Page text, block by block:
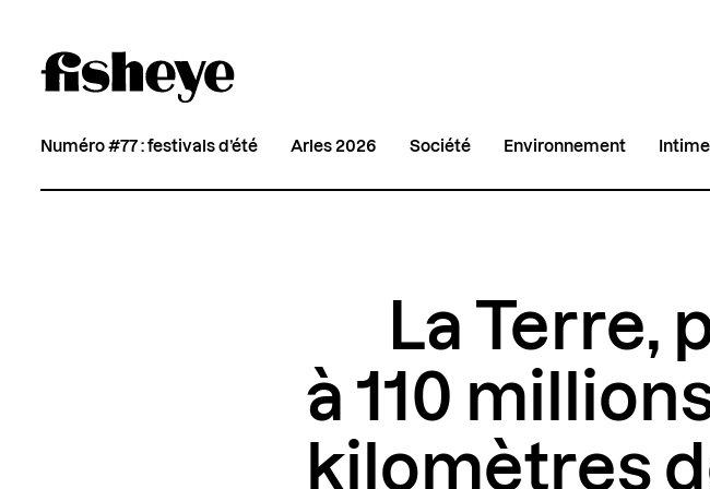
Numéro #77 : festivals d’été Arles 2026 Société Environnement Intime
La Terre,
à 110
kilomètres